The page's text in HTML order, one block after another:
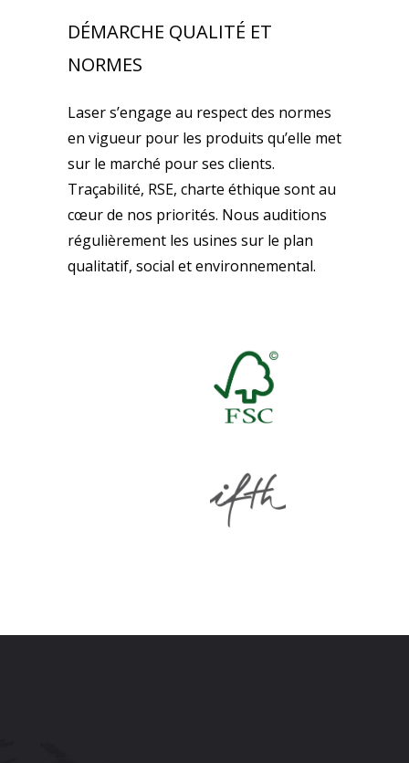
DÉMARCHE QUALITÉ ET
NORMES
Laser s’engage au respect des normes
en vigueur pour les produits qu’elle met
sur le marché pour ses clients.
Traçabilité, RSE, charte éthique sont au
cœur de nos priorités. Nous auditions
régulièrement les usines sur le plan
qualitatif, social et environnemental.